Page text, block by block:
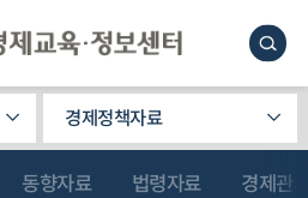
경제정책자료
동향자료 법령자료 경제관